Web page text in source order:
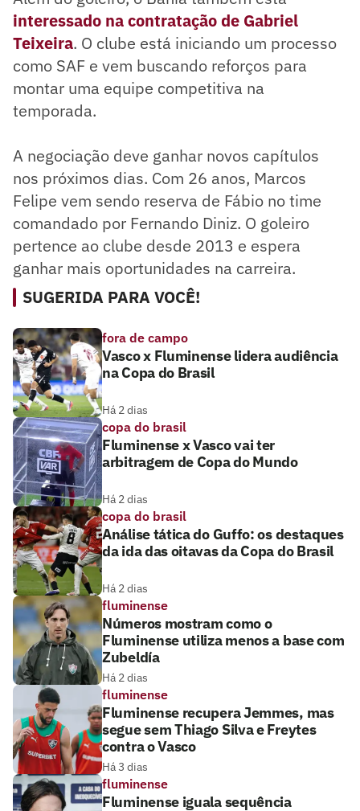
interessado na contratação de Gabriel
Teixeira. O clube está iniciando um processo
como SAF e vem buscando reforços para
montar uma equipe competitiva na
temporada.
A negociação deve ganhar novos capítulos
nos próximos dias. Com 26 anos, Marcos
Felipe vem sendo reserva de Fábio no time
comandado por Fernando Diniz. O goleiro
pertence ao clube desde 2013 e espera
ganhar mais oportunidades na carreira.
SUGERIDA PARA VOCÊ!
fora de campo
Vasco x Fluminense lidera audiência
na Copa do Brasil
Há 2 dias
copa do brasil
Fluminense x Vasco vai ter
arbitragem de Copa do Mundo
Há 2 dias
copa do brasil
Análise tática do Guffo: os destaques
da ida das oitavas da Copa do Brasil
Há 2 dias
fluminense
Números mostram como o
Fluminense utiliza menos a base com
Zubeldía
Há 2 dias
fluminense
Fluminense recupera Jemmes, mas
segue sem Thiago Silva e Freytes
contra o Vasco
Há 3 dias
fluminense
Fluminense iguala sequência